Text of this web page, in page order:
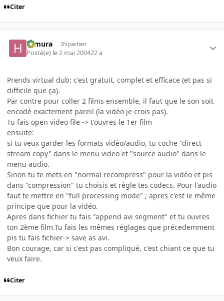
Citer
Himura INpactien
Posté(e) le 2 mai 200422 a
Prends virtual dub; c'est gratuit, complet et efficace (et pas si
difficile que ça).
Par contre pour coller 2 films ensemble, il faut que le son soit
encodé exactement pareil (la vidéo je crois pas).
Tu fais open video file -> t'ouvres le 1er film
ensuite:
si tu veux garder les formats vidéo/audio, tu coche "direct
stream copy" dans le menu video et "source audio" dans le
menu audio.
Sinon tu te mets en "normal recompress" pour la vidéo et pis
dans "compression" tu choisis et règle tes codecs. Pour l'audio
faut te mettre en "full processing mode" ; apres c'est le même
principe que pour la vidéo.
Apres dans fichier tu fais "append avi segment" et tu ouvres
ton 2ème film.Tu fais les mêmes réglages que précedemment
pis tu fais fichier-> save as avi.
Bon courage, car si c'est pas compliqué, c'est chiant ce que tu
veux faire.
Citer